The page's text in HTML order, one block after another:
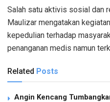
Salah satu aktivis sosial dan
Maulizar mengatakan
kepedulian terhadap
penanganan medis namun
Related Posts
Angin Kencang